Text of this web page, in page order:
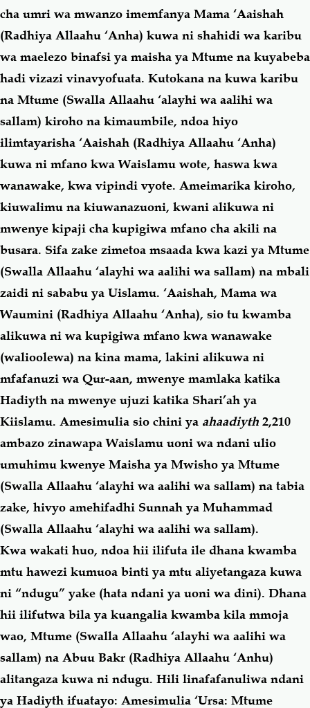
cha umri wa mwanzo imemfanya Mama ‘Aaishah
(Radhiya Allaahu ‘Anha) kuwa ni shahidi wa karibu
wa maelezo binafsi ya maisha ya Mtume na kuyabeba
hadi vizazi vinavyofuata. Kutokana na kuwa karibu
na Mtume (Swalla Allaahu ‘alayhi wa aalihi wa
sallam) kiroho na kimaumbile, ndoa hiyo
ilimtayarisha ‘Aaishah (Radhiya Allaahu ‘Anha)
kuwa ni mfano kwa Waislamu wote, haswa kwa
wanawake, kwa vipindi vyote. Ameimarika kiroho,
kiuwalimu na kiuwanazuoni, kwani alikuwa ni
mwenye kipaji cha kupigiwa mfano cha akili na
busara. Sifa zake zimetoa msaada kwa kazi ya Mtume
(Swalla Allaahu ‘alayhi wa aalihi wa sallam) na mbali
zaidi ni sababu ya Uislamu. ‘Aaishah, Mama wa
Waumini (Radhiya Allaahu ‘Anha), sio tu kwamba
alikuwa ni wa kupigiwa mfano kwa wanawake
(walioolewa) na kina mama, lakini alikuwa ni
mfafanuzi wa Qur-aan, mwenye mamlaka katika
Hadiyth na mwenye ujuzi katika Shari’ah ya
Kiislamu. Amesimulia sio chini ya ahaadiyth 2,210
ambazo zinawapa Waislamu uoni wa ndani ulio
umuhimu kwenye Maisha ya Mwisho ya Mtume
(Swalla Allaahu ‘alayhi wa aalihi wa sallam) na tabia
zake, hivyo amehifadhi Sunnah ya Muhammad
(Swalla Allaahu ‘alayhi wa aalihi wa sallam).
Kwa wakati huo, ndoa hii ilifuta ile dhana kwamba
mtu hawezi kumuoa binti ya mtu aliyetangaza kuwa
ni “ndugu” yake (hata ndani ya uoni wa dini). Dhana
hii ilifutwa bila ya kuangalia kwamba kila mmoja
wao, Mtume (Swalla Allaahu ‘alayhi wa aalihi wa
sallam) na Abuu Bakr (Radhiya Allaahu ‘Anhu)
alitangaza kuwa ni ndugu. Hili linafafanuliwa ndani
ya Hadiyth ifuatayo: Amesimulia ‘Ursa: Mtume